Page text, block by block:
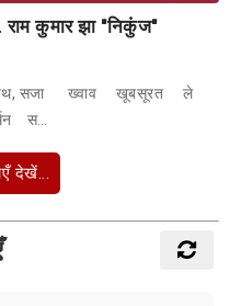
राम कुमार झा "निकुंज"
सजा ख्वाव खूबसूरत ले
स…
देखें...